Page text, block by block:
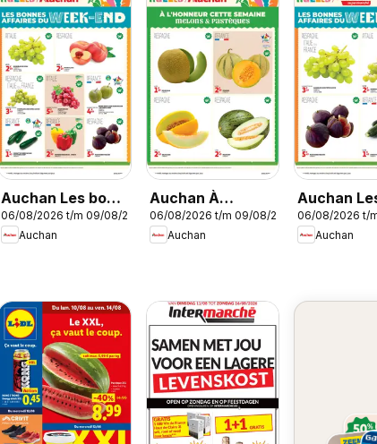
Auchan Les bons
plans du week
end dans votre
06/08/2026 t/m 09/08/2026
Auchan
Auchan À
l'honneur cette
semaine
06/08/2026 t/m 09/08/2026
Auchan
Auchan
plans du
end dans
06/08/2026 t/
Auchan